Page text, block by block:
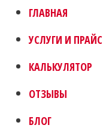
ГЛАВНАЯ
УСЛУГИ И ПРАЙС
КАЛЬКУЛЯТОР
ОТЗЫВЫ
БЛОГ